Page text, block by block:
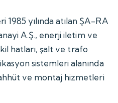
yılında atılan ŞA-RA
A.Ş., enerji iletim ve
hatları, şalt ve trafo
sistemleri alanında
ve montaj hizmetleri